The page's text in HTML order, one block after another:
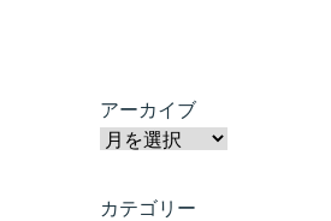
アーカイブ
カテゴリー